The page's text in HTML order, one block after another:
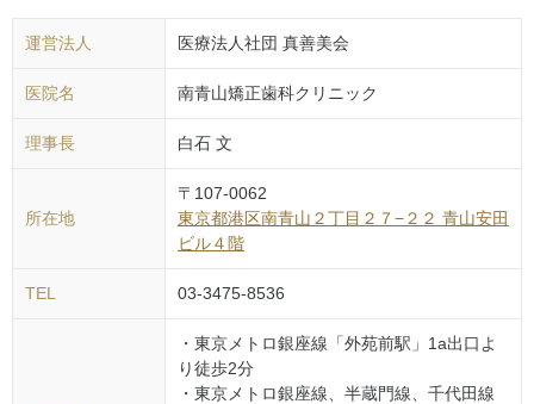
運営法人 医療法人社団 真善美会
医院名 南青山矯正歯科クリニック
理事長 白石 文
所在地
〒 107-0062
東京都港区南青山２丁目２７−２２ 青山安田
ビル４階
TEL 03-3475-8536
・東京メトロ銀座線「外苑前駅」1a出口よ
り徒歩2分
・東京メトロ銀座線、半蔵門線、千代田線